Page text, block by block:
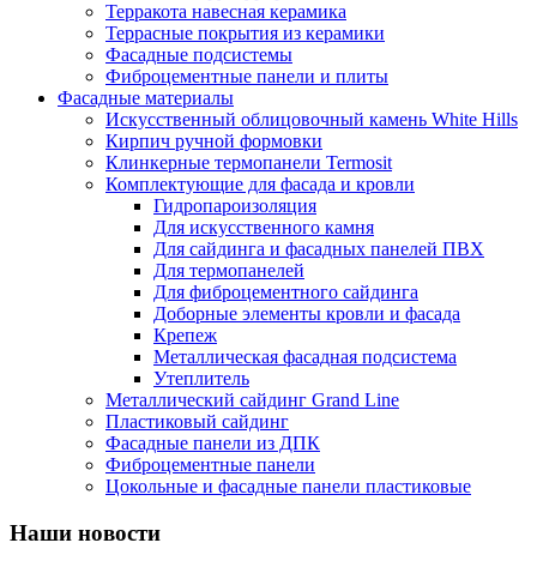
Терракота навесная керамика
Террасные покрытия из керамики
Фасадные подсистемы
Фиброцементные панели и плиты
Фасадные материалы
Искусственный облицовочный камень White Hills
Кирпич ручной формовки
Клинкерные термопанели Termosit
Комплектующие для фасада и кровли
Гидропароизоляция
Для искусственного камня
Для сайдинга и фасадных панелей ПВХ
Для термопанелей
Для фиброцементного сайдинга
Доборные элементы кровли и фасада
Крепеж
Металлическая фасадная подсистема
Утеплитель
Металлический сайдинг Grand Line
Пластиковый сайдинг
Фасадные панели из ДПК
Фиброцементные панели
Цокольные и фасадные панели пластиковые
Наши новости